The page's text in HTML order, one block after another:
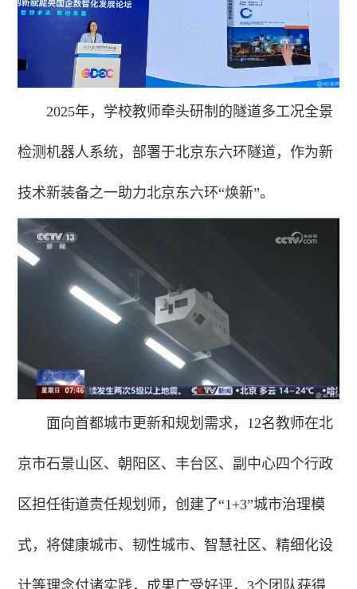
2025年，学校教师牵头研制的隧道多工况全景
检测机器人系统，部署于北京东六环隧道，作为新
技术新装备之一助力北京东六环“焕新”。
面向首都城市更新和规划需求，12名教师在北
京市石景山区、朝阳区、丰台区、副中心四个行政
区担任街道责任规划师，创建了“1+3”城市治理模
式，将健康城市、韧性城市、智慧社区、精细化设
计等理念付诸实践，成果广受好评，3个团队获得